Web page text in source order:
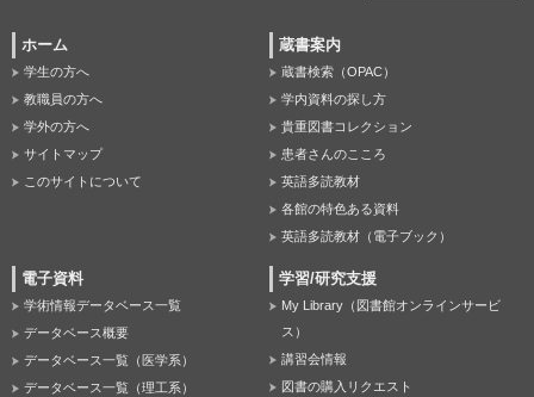
ホーム
学生の方へ
教職員の方へ
学外の方へ
サイトマップ
このサイトについて
蔵書案内
蔵書検索（OPAC）
学内資料の探し方
貴重図書コレクション
患者さんのこころ
英語多読教材
各館の特色ある資料
英語多読教材（電子ブック）
電子資料
学術情報データベース一覧
データベース概要
データベース一覧（医学系）
データベース一覧（理工系）
学習/研究支援
My Library（図書館オンラインサービ
ス）
講習会情報
図書の購入リクエスト